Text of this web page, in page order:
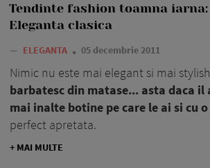
Tendinte fashion toamna iarna:
Eleganta clasica
— ELEGANTA 05 decembrie 2011
Nimic nu este mai elegant si mai
barbatesc din matase... asta daca il
mai inalte botine pe care le ai si cu
perfect apretata.
+ MAI MULTE